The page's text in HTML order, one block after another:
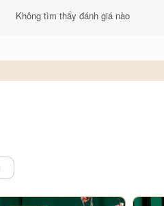
Không tìm thấy đánh giá nào